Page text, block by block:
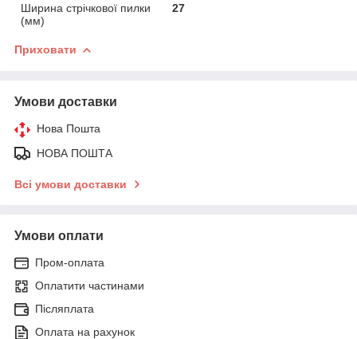
Ширина стрічкової пилки
(мм)
27
Приховати
Умови доставки
Нова Пошта
НОВА ПОШТА
Всі умови доставки
Умови оплати
Пром-оплата
Оплатити частинами
Післяплата
Оплата на рахунок